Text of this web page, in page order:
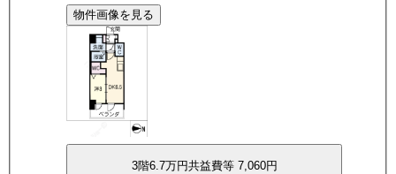
物件画像を見る
3階6.7万円共益費等 7,060円